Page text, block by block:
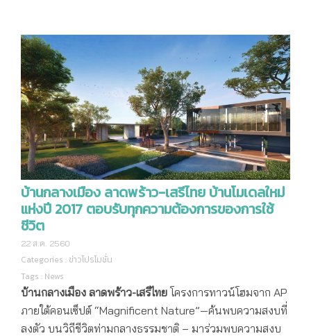
Infographic
ข่าวโปรโมชั่น
บ้านกลางเมือง ลาดพร้าว-เสรีไทย บ้านโมเดลใหม่
แห่งปี 2017 ตอบรับทุกความต้องการของการใช้
ชีวิต
22 ส.ค. 2560
Categories : ข่าวโปรโมชั่น
Tags : News
บ้านกลางเมือง ลาดพร้าว-เสรีไทย โครงการทาวน์โฮมจาก AP
ภายใต้คอนเซ็ปต์ “Magnificent Nature”—ค้นพบความสงบที่
ลงตัว บนวิถีชีวิตท่ามกลางธรรมชาติ – มาร่วมพบความสงบ